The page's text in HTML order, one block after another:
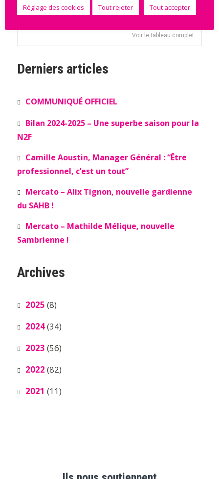
14
STRASBOURG ACHENHEIM
TRUCHTERSHEIM
43 9
Voir le tableau complet
Derniers articles
COMMUNIQUÉ OFFICIEL
Bilan 2024-2025 – Une superbe saison pour la
N2F
Camille Aoustin, Manager Général : “Être
professionnel, c’est un tout”
Mercato – Alix Tignon, nouvelle gardienne
du SAHB !
Mercato – Mathilde Mélique, nouvelle
Sambrienne !
Archives
2025 (8)
2024(34)
2023 (56)
2022 (82)
2021 (11)
Réglage des cookies Tout rejeter Tout accepter